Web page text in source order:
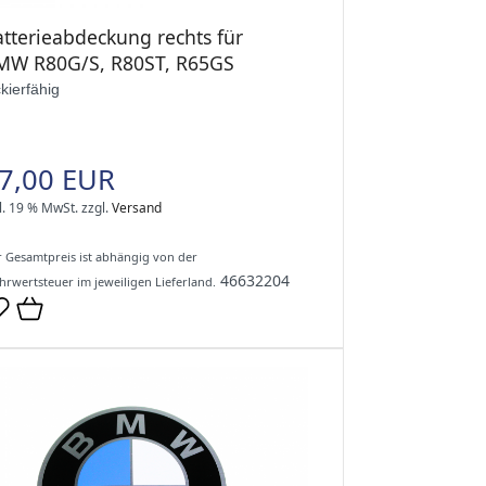
rechts für
R80G/S, R80ST, R65GS
EUR
19 % MwSt.zzgl.Versand
Gesamtpreis ist abhängig von der
im jeweiligen Lieferland. 46632204